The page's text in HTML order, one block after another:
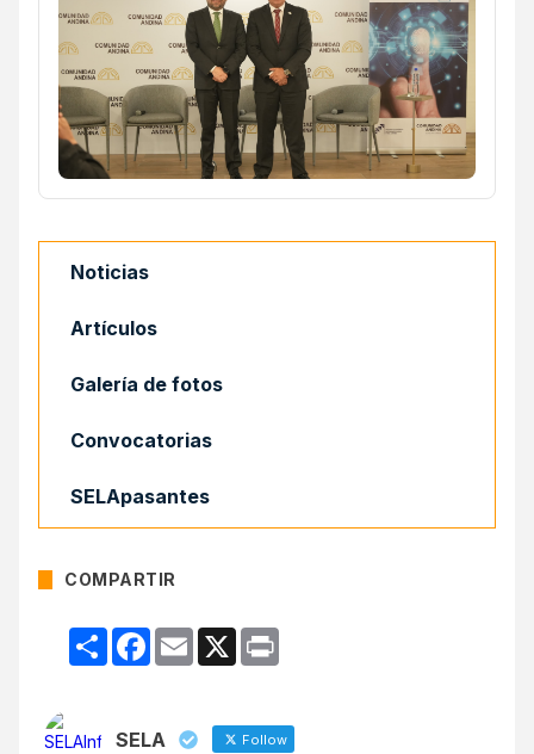
Noticias
Artículos
Galería de fotos
Convocatorias
SELApasantes
COMPARTIR
CompartirFacebook
Email X
SELA Follow